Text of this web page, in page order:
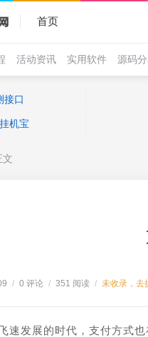
首页
活动资讯 实用软件 源码
接口
机宝
文
/ 0 评论 / 351 阅读 / 未收录，去
速发展的时代，支付方式